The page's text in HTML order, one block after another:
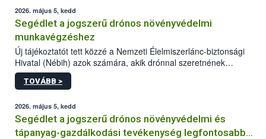
2026. május 5, kedd
Segédlet a jogszerű drónos növényvédelmi
munkavégzéshez
Új tájékoztatót tett közzé a Nemzeti Élelmiszerlánc-biztonsági
Hivatal (Nébih) azok számára, akik drónnal szeretnének
növényvédelmi vagy tápanyag-gazdálkodási tevékenységet
végezni Magyarországon. Az összefoglaló részletesen
műszaki és hatósági feltételek.
TOVÁBB >
2026. május 5, kedd
Segédlet a jogszerű drónos növényvédelmi és
tápanyag-gazdálkodási tevékenység legfontosabb